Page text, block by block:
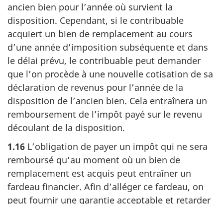
ancien bien pour l’année où survient la
disposition. Cependant, si le contribuable
acquiert un bien de remplacement au cours
d’une année d’imposition subséquente et dans
le délai prévu, le contribuable peut demander
que l’on procède à une nouvelle cotisation de sa
déclaration de revenus pour l’année de la
disposition de l’ancien bien. Cela entraînera un
remboursement de l’impôt payé sur le revenu
découlant de la disposition.
1.16 L’obligation de payer un impôt qui ne sera
remboursé qu’au moment où un bien de
remplacement est acquis peut entraîner un
fardeau financier. Afin d’alléger ce fardeau, on
peut fournir une garantie acceptable et retarder